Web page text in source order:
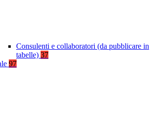
Consulenti e collaboratori (da pubblicare in
tabelle) 37
97